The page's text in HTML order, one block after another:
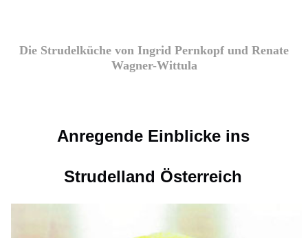
Die Strudelküche von Ingrid Pernkopf und Renate
Wagner-Wittula
Anregende Einblicke ins
Strudelland Österreich